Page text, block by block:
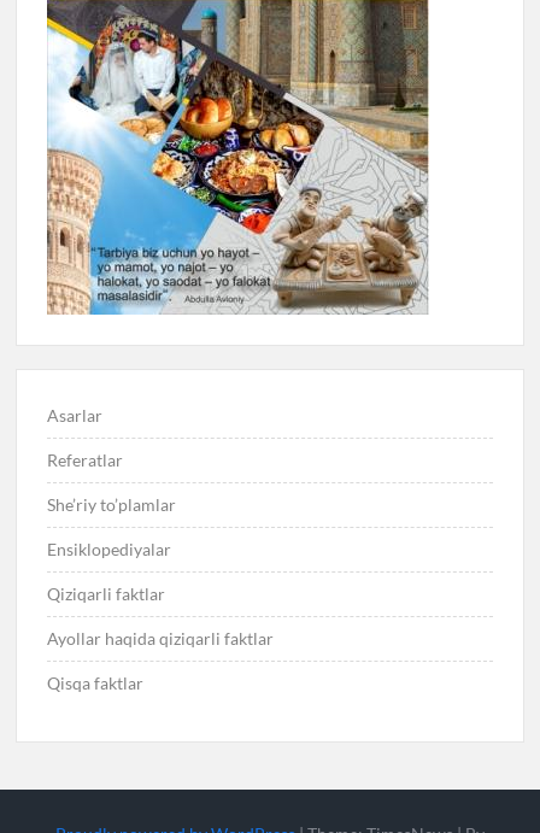
Asarlar
Referatlar
She’riy to’plamlar
Ensiklopediyalar
Qiziqarli faktlar
Ayollar haqida qiziqarli faktlar
Qisqa faktlar